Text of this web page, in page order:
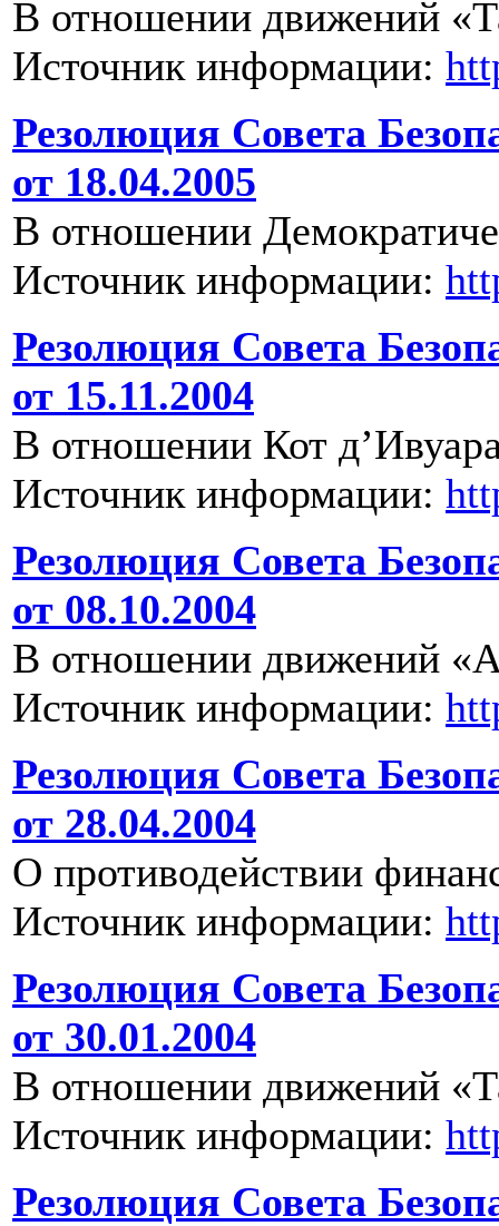
В отношении движений
Источник информации:
Резолюция Совета
от 18.04.2005
В отношении
Источник информации:
Резолюция Совета
от 15.11.2004
В отношении Кот
Источник информации:
Резолюция Совета
от 08.10.2004
В отношении движений
Источник информации:
Резолюция Совета
от 28.04.2004
О противодействии
Источник информации:
Резолюция Совета
от 30.01.2004
В отношении движений
Источник информации:
Резолюция Совета